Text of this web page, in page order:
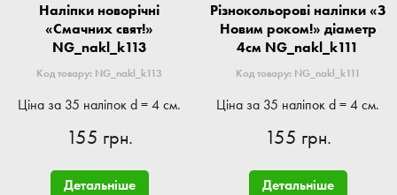
Наліпки новорічні
«Смачних свят!»
NG_nakl_k113
Код товару: NG_nakl_k113
Ціна за 35 наліпок d = 4 см.
155 грн.
Детальніше
Різнокольорові наліпки «З
Новим роком!» діаметр
4см NG_nakl_k111
Код товару: NG_nakl_k111
Ціна за 35 наліпок d = 4 см.
155 грн.
Детальніше